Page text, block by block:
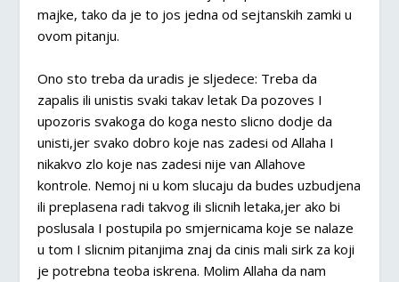
majke, tako da je to jos jedna od sejtanskih zamki u
ovom pitanju.
Ono sto treba da uradis je sljedece: Treba da
zapalis ili unistis svaki takav letak Da pozoves I
upozoris svakoga do koga nesto slicno dodje da
unisti,jer svako dobro koje nas zadesi od Allaha I
nikakvo zlo koje nas zadesi nije van Allahove
kontrole. Nemoj ni u kom slucaju da budes uzbudjena
ili preplasena radi takvog ili slicnih letaka,jer ako bi
poslusala I postupila po smjernicama koje se nalaze
u tom I slicnim pitanjima znaj da cinis mali sirk za koji
je potrebna teoba iskrena. Molim Allaha da nam